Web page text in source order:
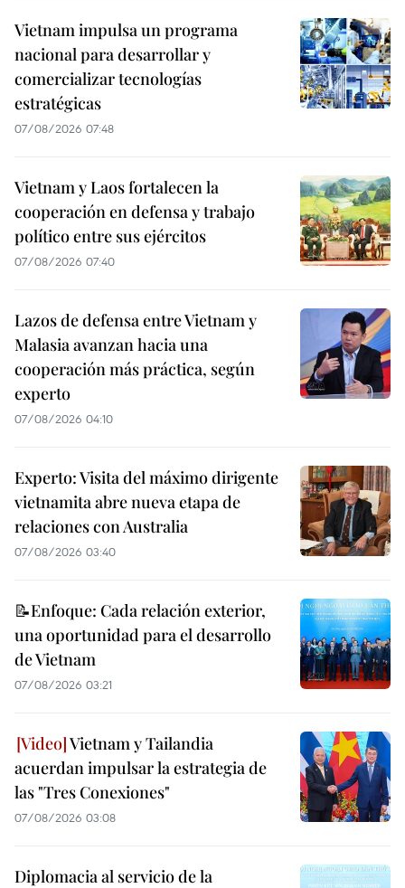
Vietnam impulsa un programa
nacional para desarrollar y
comercializar tecnologías
estratégicas
07/08/2026 07:48
Vietnam y Laos fortalecen la
cooperación en defensa y trabajo
político entre sus ejércitos
07/08/2026 07:40
Lazos de defensa entre Vietnam y
Malasia avanzan hacia una
cooperación más práctica, según
experto
07/08/2026 04:10
Experto: Visita del máximo dirigente
vietnamita abre nueva etapa de
relaciones con Australia
07/08/2026 03:40
📝Enfoque: Cada relación exterior,
una oportunidad para el desarrollo
de Vietnam
07/08/2026 03:21
Vietnam y Tailandia
acuerdan impulsar la estrategia de
las "Tres Conexiones"
07/08/2026 03:08
Diplomacia al servicio de la